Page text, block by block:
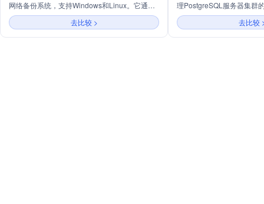
网络备份系统，支持Windows和Linux。它通过
结合镜像和文件备份实现数据安全和快速恢复。
UrBackup能够在系统运行时进行文件和镜像备
份，不影响当前进程。支持通过Web界面、客户
去比较 >
理PostgreSQL服务器集群
它增强了PostgreSQL的热
置备用服务器、监控复制
任务的工具。
去比较